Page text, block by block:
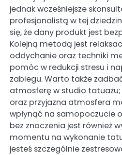
jednak wcześniejsze
profesjonalistą w tej
się, że dany produkt jest
Kolejną metodą jest
oddychanie oraz techniki
pomóc w redukcji stresu i
zabiegu. Warto także
atmosferę w studio
oraz przyjazna atmosfera
wpłynąć na samopoczucie
bez znaczenia jest również
momentu na wykonanie
jesteś szczególnie